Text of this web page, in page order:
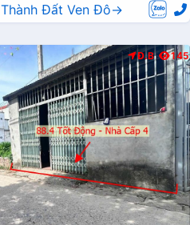
Thành Đất Ven Đô→
Đ.B 145